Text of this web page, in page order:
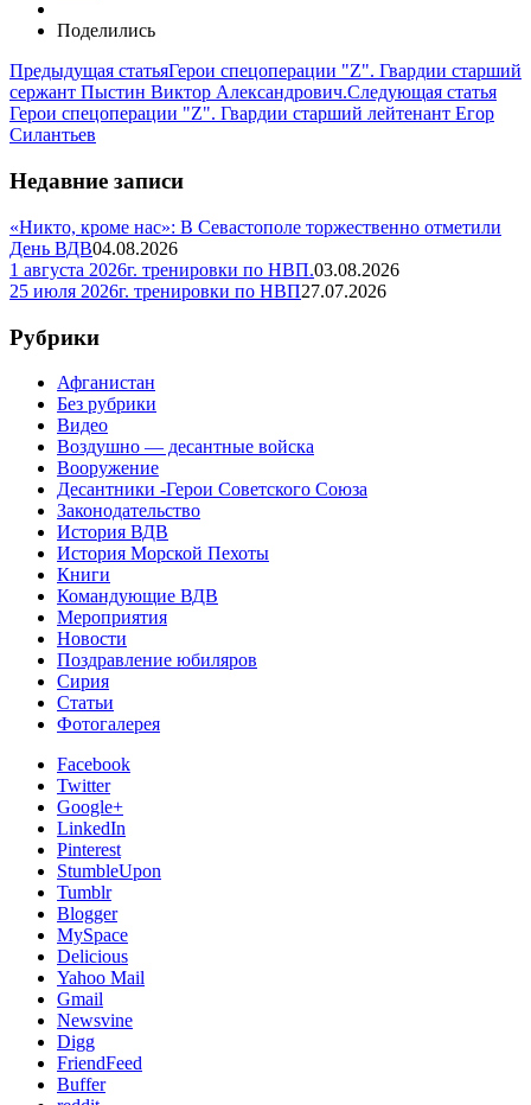
Поделились
Предыдущая статьяГерои спецоперации "Z". Гвардии старший
сержант Пыстин Виктор Александрович.Следующая статья
Герои спецоперации "Z". Гвардии старший лейтенант Егор
Силантьев
Недавние записи
«Никто, кроме нас»: В Севастополе торжественно отметили
День ВДВ04.08.2026
1 августа 2026г. тренировки по НВП.03.08.2026
25 июля 2026г. тренировки по НВП27.07.2026
Рубрики
Афганистан
Без рубрики
Видео
Воздушно — десантные войска
Вооружение
Десантники -Герои Советского Союза
Законодательство
История ВДВ
История Морской Пехоты
Книги
Командующие ВДВ
Мероприятия
Новости
Поздравление юбиляров
Сирия
Статьи
Фотогалерея
Facebook
Twitter
Google+
LinkedIn
Pinterest
StumbleUpon
Tumblr
Blogger
MySpace
Delicious
Yahoo Mail
Gmail
Newsvine
Digg
FriendFeed
Buffer